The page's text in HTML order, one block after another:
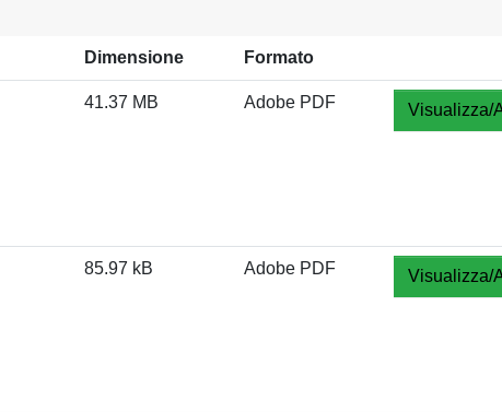
Dimensione Formato
41.37 MB Adobe PDF Visualizza/
85.97 kB Adobe PDF Visualizza/